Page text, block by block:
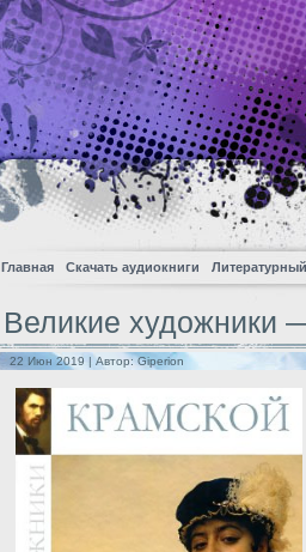
Главная Скачать аудиокниги
Великие художники
22 Июн 2019 | Автор:Giperion